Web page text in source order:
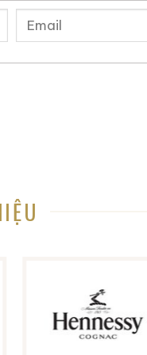
Rượu Whisky
Oak Release 2011
700ml / 43%
(0 đánh giá)